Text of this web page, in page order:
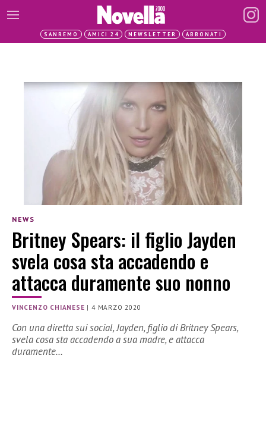
SANREMO AMICI 24 NEWSLETTER ABBONATI
NEWS
Britney Spears: il figlio Jayden
svela cosa sta accadendo e
attacca duramente suo nonno
VINCENZO CHIANESE |4 MARZO 2020
Con una diretta sui social, Jayden, figlio di Britney Spears,
svela cosa sta accadendo a sua madre, e attacca
duramente…